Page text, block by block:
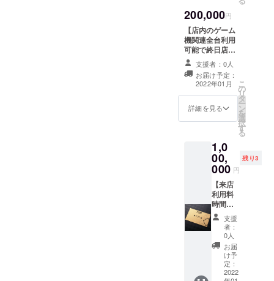
テッ
カー
（来店
時にお
渡し）
・店舗
オリジ
ナルロ
ゴTシャ
サイズ
予定・
し） ※
添付の
デザイ
ン画像
は制作
中の為
変更す
る可能
性が御
座いま
す。 ※
上記リ
ターン
は全て
200,000円
【店内のゲーム
機関連全台利用
可能で終日店舗
貸切権】 ・7日
前までに要予約
・1回限り利用可
能 ※上記リター
ンは全て店舗が
存続する限り有
支援者：0人
お届け予定：
2022年01月
詳細を見る
こ
の
リ
タ
ー
ン
を
選
択
す
る
1,0
00,
000 円
残り3
【来店
利用料
時間無
制限利
用可能
権】 ・
初回来
店より
180日間
有効 ・
支援
者：
0人
お届
け予
定：
2022